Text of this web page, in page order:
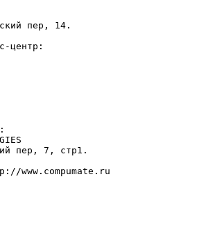
пер, 14.
центр:
пер, 7, стр1.
www.compumate.ru